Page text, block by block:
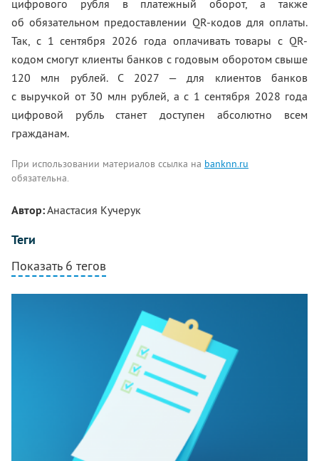
цифрового рубля в платежный оборот, а также
об обязательном предоставлении QR-кодов для оплаты.
Так, с 1 сентября 2026 года оплачивать товары с QR-
кодом смогут клиенты банков с годовым оборотом свыше
120 млн рублей. С 2027 — для клиентов банков
с выручкой от 30 млн рублей, а с 1 сентября 2028 года
цифровой рубль станет доступен абсолютно всем
гражданам.
При использовании материалов ссылка на banknn.ru
обязательна.
Автор:Анастасия Кучерук
Теги
Показать 6 тегов